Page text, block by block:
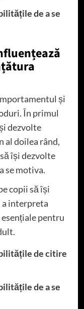
de a se
și
În primul
dezvolte
al doilea rând,
își dezvolte
se motiva.
copii să își
a interpreta
pentru
de citire
de a se